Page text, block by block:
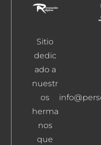
Sitio
dedic
ado a
nuestr
os
herma
nos
que